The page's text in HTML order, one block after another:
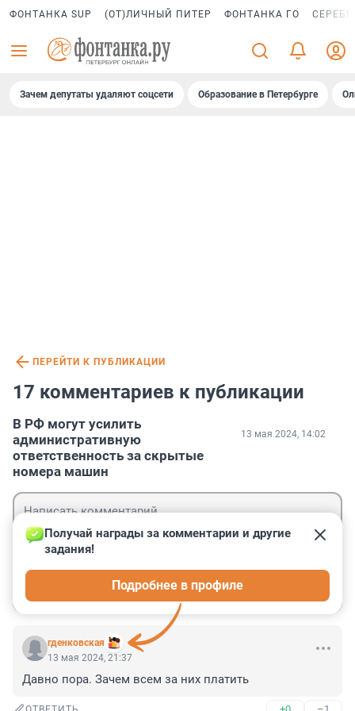
ФОНТАНКА SUP (ОТ)ЛИЧНЫЙ ПИТЕР ФОНТАНКА ГО
Зачем депутаты удаляют соцсети Образование в Петербурге
ПЕРЕЙТИ К ПУБЛИКАЦИИ
17 комментариев к публикации
В РФ могут усилить
административную
ответственность за скрытые
номера машин
13 мая 2024, 14:02
гденковская
Получай награды за комментарии и другие
задания!
Подробнее в профиле
13 мая 2024, 21:37
Давно пора. Зачем всем за них платить